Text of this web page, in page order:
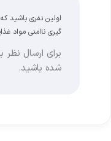
اولین نفری باشید
گیری ناامنی مواد
برای ارسال نظر
شده باشید.